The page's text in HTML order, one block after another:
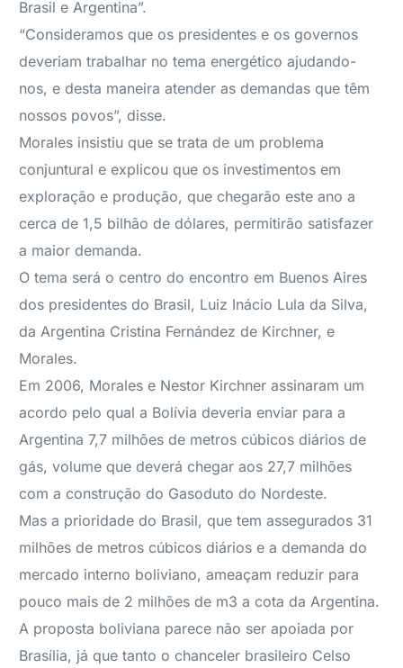
Brasil e Argentina”.
“Consideramos que os presidentes e os governos
deveriam trabalhar no tema energético ajudando-
nos, e desta maneira atender as demandas que têm
nossos povos”, disse.
Morales insistiu que se trata de um problema
conjuntural e explicou que os investimentos em
exploração e produção, que chegarão este ano a
cerca de 1,5 bilhão de dólares, permitirão satisfazer
a maior demanda.
O tema será o centro do encontro em Buenos Aires
dos presidentes do Brasil, Luiz Inácio Lula da Silva,
da Argentina Cristina Fernández de Kirchner, e
Morales.
Em 2006, Morales e Nestor Kirchner assinaram um
acordo pelo qual a Bolívia deveria enviar para a
Argentina 7,7 milhões de metros cúbicos diários de
gás, volume que deverá chegar aos 27,7 milhões
com a construção do Gasoduto do Nordeste.
Mas a prioridade do Brasil, que tem assegurados 31
milhões de metros cúbicos diários e a demanda do
mercado interno boliviano, ameaçam reduzir para
pouco mais de 2 milhões de m3 a cota da Argentina.
A proposta boliviana parece não ser apoiada por
Brasília, já que tanto o chanceler brasileiro Celso